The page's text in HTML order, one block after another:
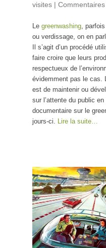
visites |
Le greenwashing,
ou verdissage, on en
Il s’agit d’un procédé
faire croire que leurs
respectueux de
évidemment pas le cas.
est de maintenir ou
sur l’attente du public
documentaire sur le
jours-ci. Lire la suite…